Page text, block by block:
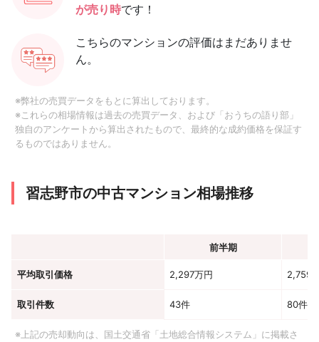
が売り時です！
こちらのマンションの評価はまだありませ
ん。
※弊社の売買データをもとに算出しております。
※これらの相場情報は過去の売買データ、および「おうちの語り部」
独自のアンケートから算出されたもので、最終的な成約価格を保証す
るものではありません。
習志野市の中古マンション相場推移
前半期
平均取引価格 2,297万円 2,759
取引件数 43件 80件
※上記の売却動向は、国土交通省「土地総合情報システム」に掲載さ